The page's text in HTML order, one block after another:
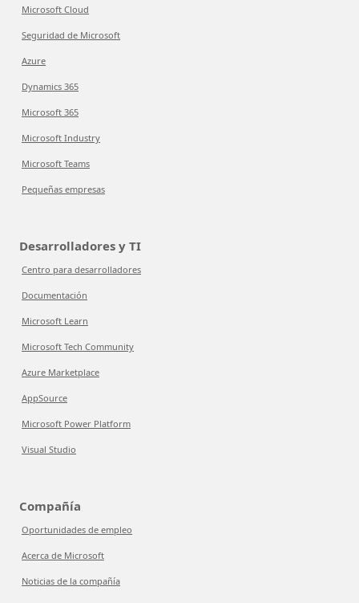
Microsoft Cloud
Seguridad de Microsoft
Azure
Dynamics 365
Microsoft 365
Microsoft Industry
Microsoft Teams
Pequeñas empresas
Desarrolladores y TI
Centro para desarrolladores
Documentación
Microsoft Learn
Microsoft Tech Community
Azure Marketplace
AppSource
Microsoft Power Platform
Visual Studio
Compañía
Oportunidades de empleo
Acerca de Microsoft
Noticias de la compañía